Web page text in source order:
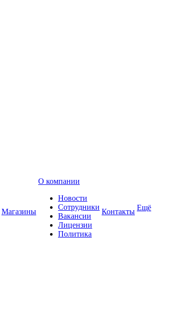
Магазины
О компании
Новости
Сотрудники
Вакансии
Лицензии
Политика
Контакты Ещё